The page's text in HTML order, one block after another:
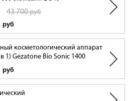
43 700руб
руб
косметологический аппарат
1) Gezatone Bio Sonic 1400
руб